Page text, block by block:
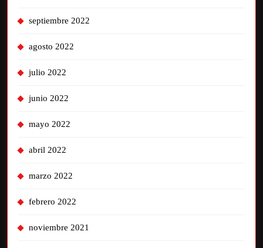
septiembre 2022
agosto 2022
julio 2022
junio 2022
mayo 2022
abril 2022
marzo 2022
febrero 2022
noviembre 2021